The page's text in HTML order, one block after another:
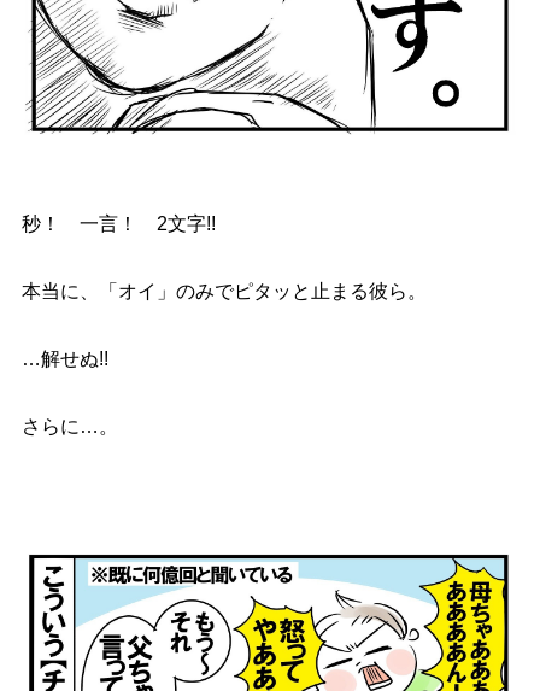
秒！ 一言！ 2文字!!
本当に、「オイ」のみでピタッと止まる彼ら。
…解せぬ!!
さらに…。